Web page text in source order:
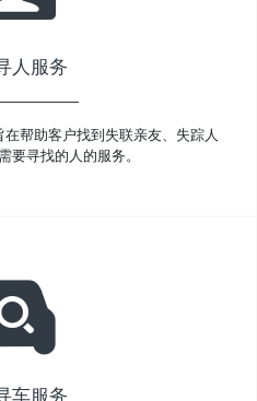
人服务
帮助客户找到失联亲友、失踪人
要寻找的人的服务。
车服务